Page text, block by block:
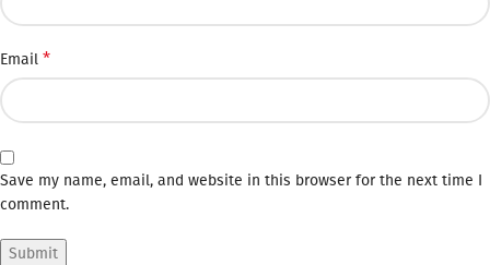
Email *
Save my name, email, and website in this browser for the next time I
comment.